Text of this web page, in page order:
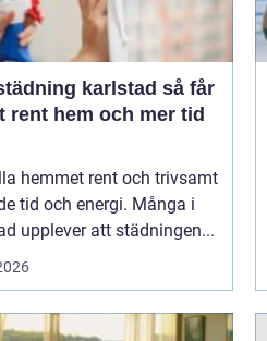
karlstad så får
rent hem och mer tid
hemmet rent och trivsamt
tid och energi. Många i
upplever att städningen...